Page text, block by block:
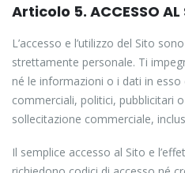
Articolo 5. ACCESSO AL
L’accesso e l’utilizzo del Sito
strettamente personale. Ti
né le informazioni o i dati in
commerciali, politici, pubblicitari
sollecitazione commerciale,
Il semplice accesso al Sito e